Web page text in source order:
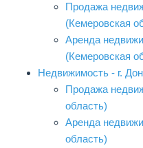
Продажа недвижимости
(Кемеровская
Аренда недвижимости -
(Кемеровская
Продажа недвижимости - г.
область)
Аренда недвижимости - г.
область)